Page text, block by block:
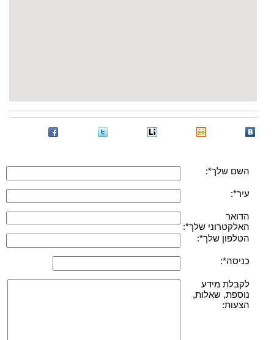
השם שלך*:
עיר*:
הדואר
האלקטרוני שלך*:
הטלפון שלך*:
כניסה*:
לקבלת מידע
נוספת, שאלות,
הצעות: